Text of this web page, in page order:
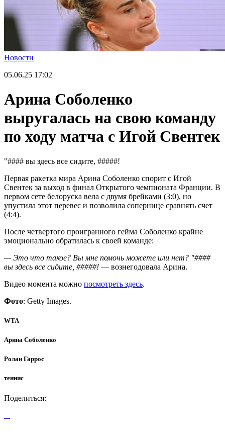
Новости
05.06.25 17:02
Арина Соболенко
выругалась на свою команду
по ходу матча с Игой Свентек
"#### вы здесь все сидите, #####!
Первая ракетка мира Арина Соболенко спорит с Игой
Свентек за выход в финал Открытого чемпионата Франции. В
первом сете белоруска вела с двумя брейками (3:0), но
упустила этот перевес и позволила сопернице сравнять счет
(4:4).
После четвертого проигранного гейма Соболенко крайне
эмоционально обратилась к своей команде:
— Это что такое? Вы мне помочь можете или нет? "####
вы здесь все сидите, #####! — вознегодовала Арина.
Видео момента можно посмотреть здесь.
Фото: Getty Images.
WTA
Арина Соболенко
Ролан Гаррос
теннис
Поделиться: